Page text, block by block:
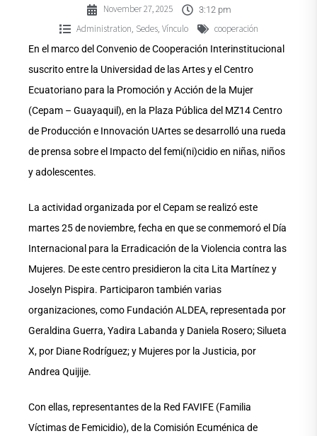
November 27, 2025 3:12 pm
Administration, Sedes, Vínculo cooperación
En el marco del Convenio de Cooperación Interinstitucional
suscrito entre la Universidad de las Artes y el Centro
Ecuatoriano para la Promoción y Acción de la Mujer
(Cepam – Guayaquil), en la Plaza Pública del MZ14 Centro
de Producción e Innovación UArtes se desarrolló una rueda
de prensa sobre el Impacto del femi(ni)cidio en niñas, niños
y adolescentes.
La actividad organizada por el Cepam se realizó este
martes 25 de noviembre, fecha en que se conmemoró el Día
Internacional para la Erradicación de la Violencia contra las
Mujeres. De este centro presidieron la cita Lita Martínez y
Joselyn Pispira. Participaron también varias
organizaciones, como Fundación ALDEA, representada por
Geraldina Guerra, Yadira Labanda y Daniela Rosero; Silueta
X, por Diane Rodríguez; y Mujeres por la Justicia, por
Andrea Quijije.
Con ellas, representantes de la Red FAVIFE (Familia
Víctimas de Femicidio), de la Comisión Ecuménica de